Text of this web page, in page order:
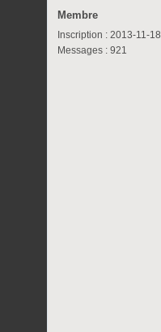
Membre
Inscription : 2013-11-18
Messages : 921